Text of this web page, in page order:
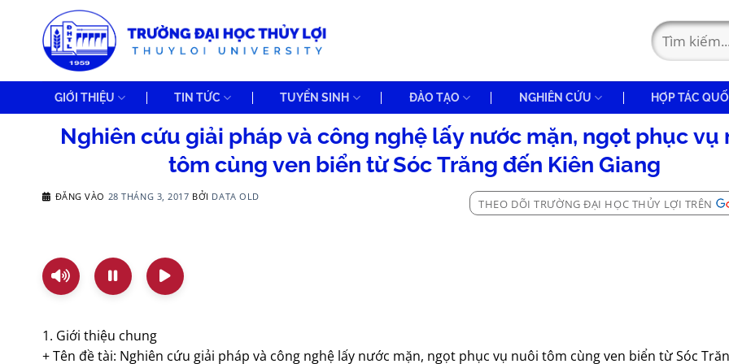
GIỚI THIỆU TIN TỨC TUYỂN SINH ĐÀO TẠO NGHIÊN CỨU HỢP TÁC
Nghiên cứu giải pháp và công nghệ lấy nước mặn, ngọt phục vụ
tôm cùng ven biển từ Sóc Trăng đến Kiên Giang
ĐĂNG VÀO 28 THÁNG 3, 2017 BỞI DATA OLD
THEO DÕI TRƯỜNG ĐẠI HỌC THỦY LỢI TRÊN
1. Giới thiệu chung
+ Tên đề tài: Nghiên cứu giải pháp và công nghệ lấy nước mặn, ngọt phục vụ nuôi tôm cùng ven biển từ Sóc